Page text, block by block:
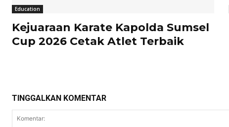
Education
Kejuaraan Karate Kapolda Sumsel
Cup 2026 Cetak Atlet Terbaik
TINGGALKAN KOMENTAR